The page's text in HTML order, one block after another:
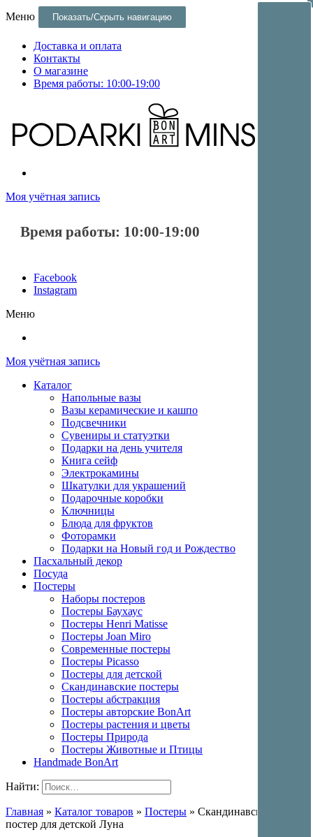
Меню Показать/Скрыть навигацию
Доставка и оплата
Контакты
О магазине
Время работы: 10:00-19:00
Постеры и оригинальные подарки и сувениры в Минске
Постеры и оригинальные подарки в Минске
Моя учётная запись
Время работы: 10:00-19:00
Facebook
Instagram
Меню
Моя учётная запись
Каталог
Напольные вазы
Вазы керамические и кашпо
Подсвечники
Сувениры и статуэтки
Подарки на день учителя
Книга сейф
Электрокамины
Шкатулки для украшений
Подарочные коробки
Ключницы
Блюда для фруктов
Фоторамки
Подарки на Новый год и Рождество
Пасхальный декор
Посуда
Постеры
Наборы постеров
Постеры Баухаус
Постеры Henri Matisse
Постеры Joan Miro
Современные постеры
Постеры Picasso
Постеры для детской
Скандинавские постеры
Постеры абстракция
Постеры авторские BonArt
Постеры растения и цветы
Постеры Природа
Постеры Животные и Птицы
Handmade BonArt
Найти:
Главная » Каталог товаров » Постеры » Скандинавский
постер для детской Луна